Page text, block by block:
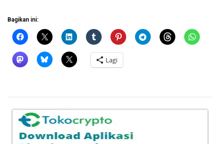
Bagikan ini:
Lagi